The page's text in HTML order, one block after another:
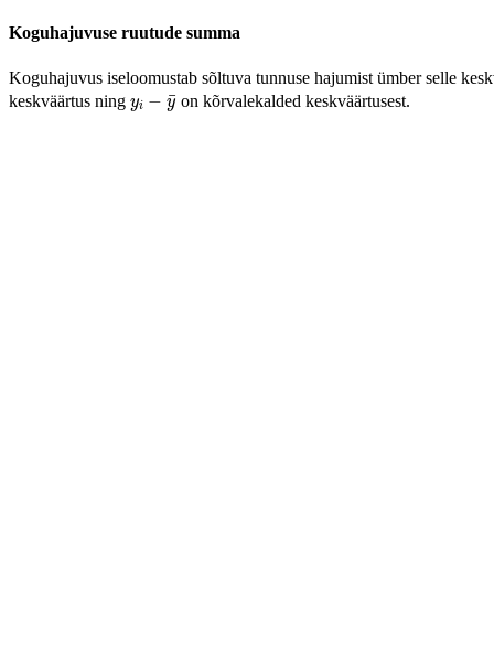
Koguhajuvuse ruutude summa
Koguhajuvus iseloomustab sõltuva tunnuse hajumist ümber selle
keskväärtus ning yi − ¯
y
y ¯ on kõrvalekalded keskväärtusest.